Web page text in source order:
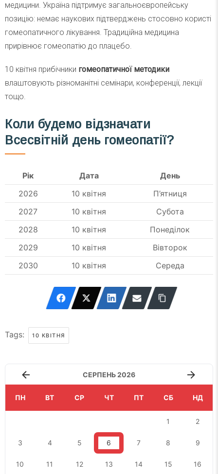
медицини. Україна підтримує загальноєвропейську
позицію: немає наукових підтверджень стосовно користі
гомеопатичного лікування. Традиційна медицина
прирівнює гомеопатію до плацебо.
10 квітня прибічники гомеопатичної методики
влаштовують різноманітні семінари, конференції, лекції
тощо.
Коли будемо відзначати
Всесвітній день гомеопатії?
Рік Дата
День
2026
10 квітня
П’ятниця
2027
10 квітня
Субота
2028
10 квітня
Понеділок
2029
10 квітня
Вівторок
2030
10 квітня Середа
Tags: 10 КВІТНЯ
СЕРПЕНЬ 2026
ПН ВТ СР ЧТ ПТ СБ НД
1 2
3 4 5 6 7 8 9
10 11 12 13 14 15 16